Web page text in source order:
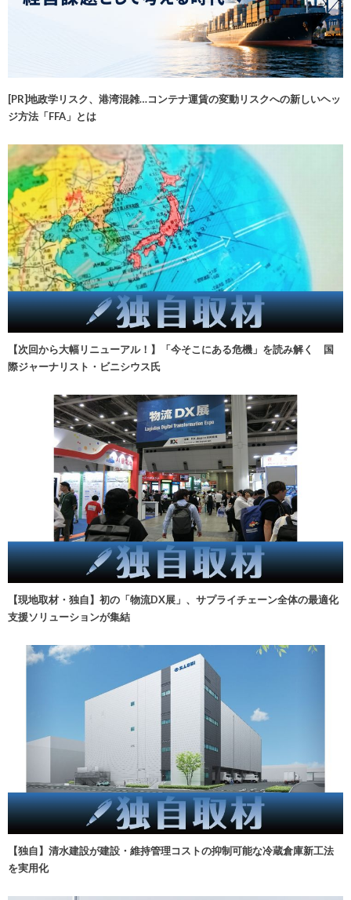
[PR]地政学リスク、港湾混雑…コンテナ運賃の変動リスクへの新しいヘッ
ジ方法「FFA」とは
【次回から大幅リニューアル！】「今そこにある危機」を読み解く 国
際ジャーナリスト・ビニシウス氏
【現地取材・独自】初の「物流DX展」、サプライチェーン全体の最適化
支援ソリューションが集結
【独自】清水建設が建設・維持管理コストの抑制可能な冷蔵倉庫新工法
を実用化